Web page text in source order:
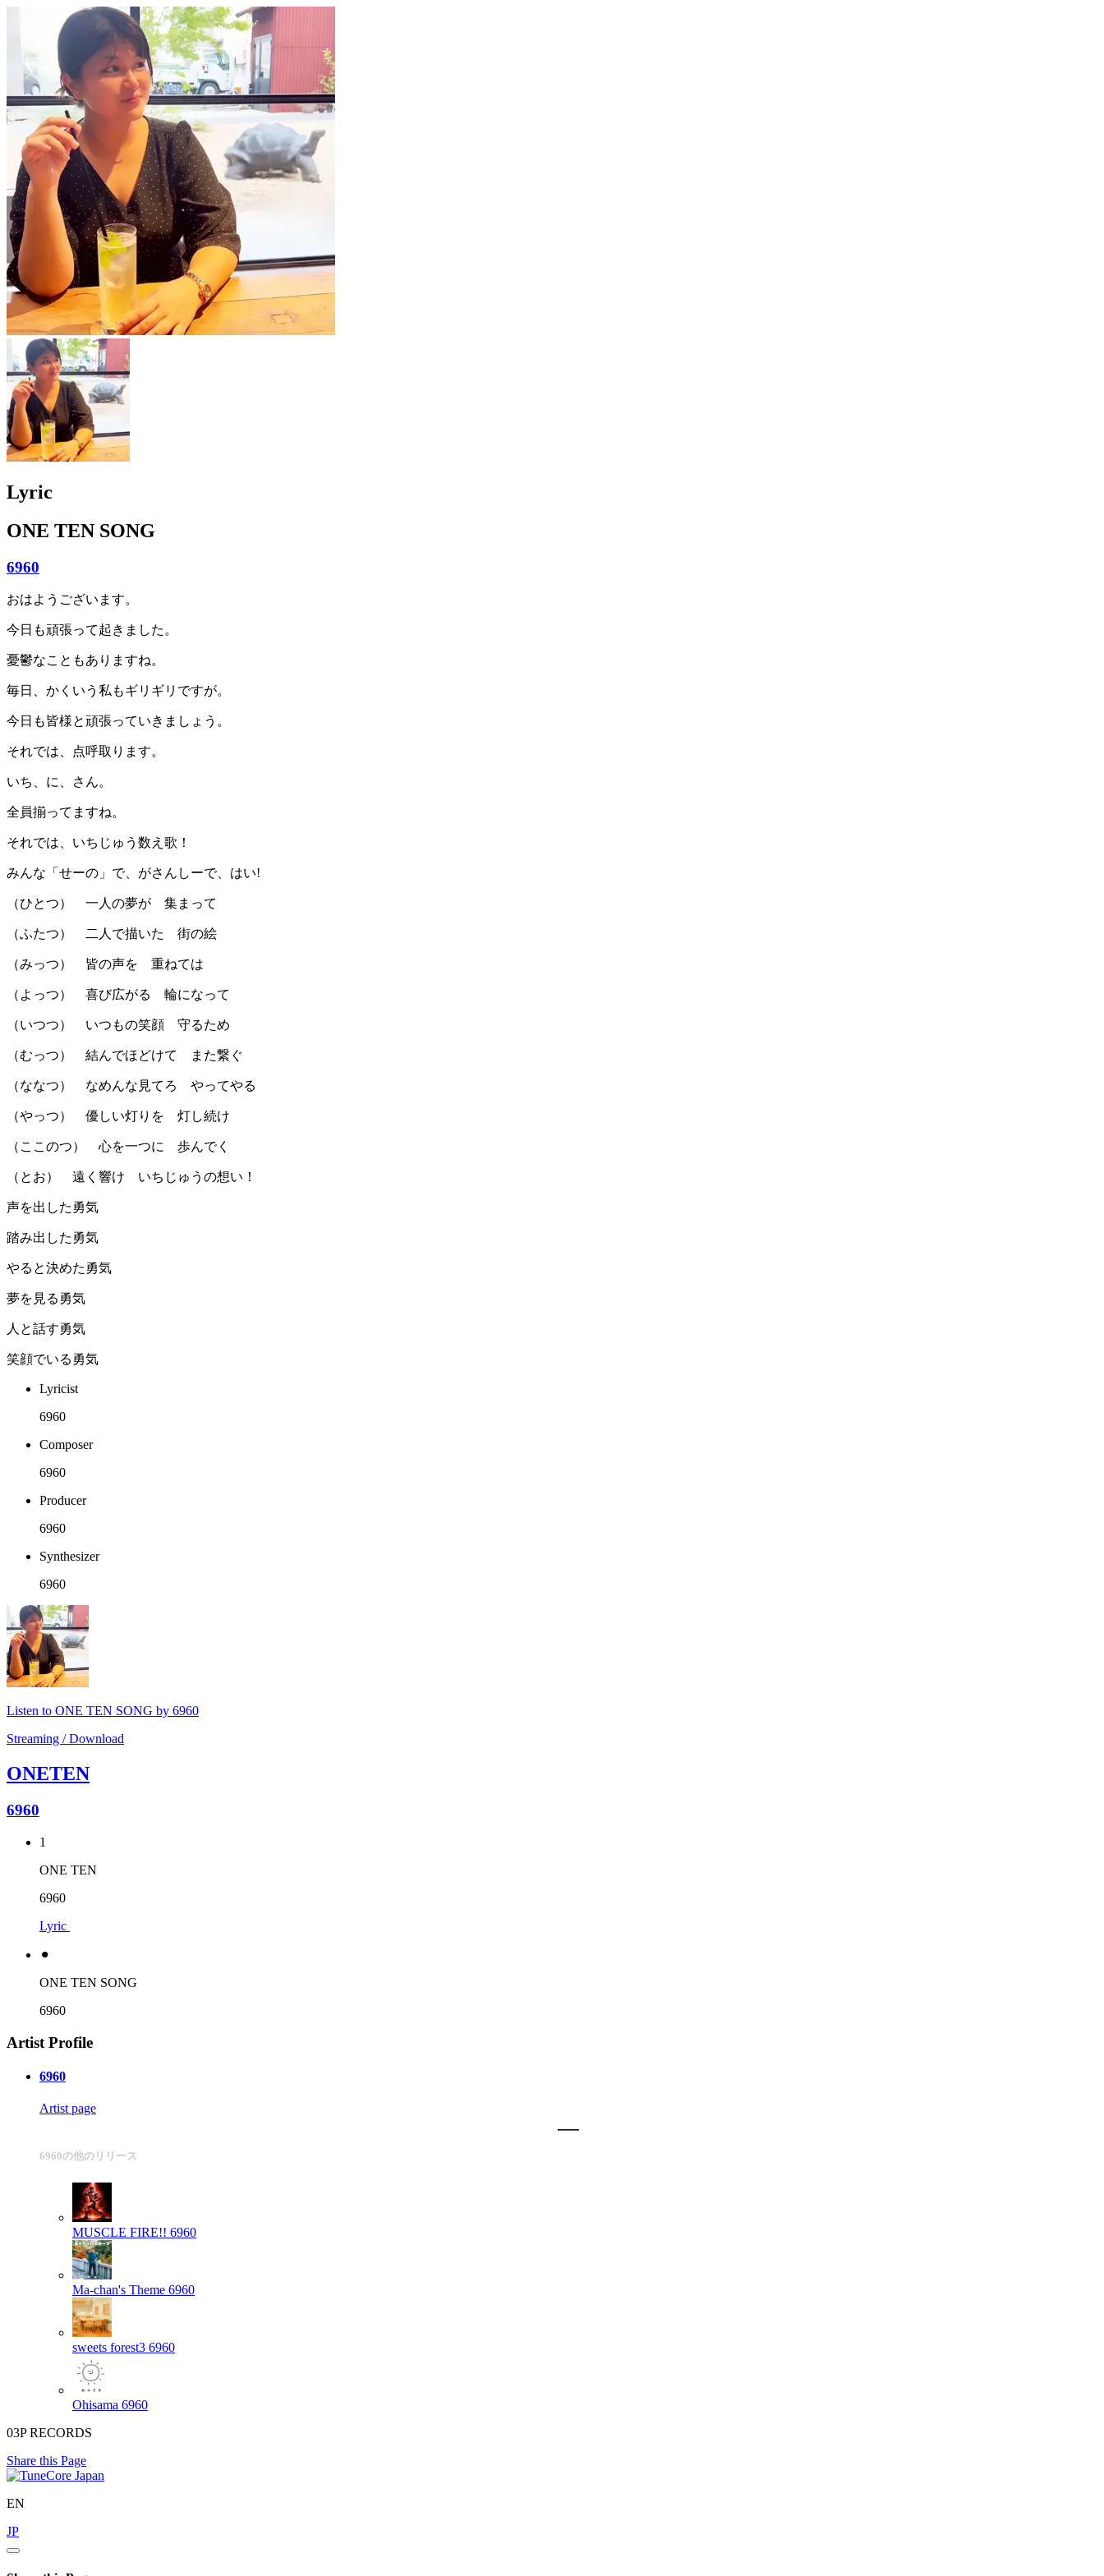
Lyric
ONE TEN SONG
6960
おはようございます。
今日も頑張って起きました。
憂鬱なこともありますね。
毎日、かくいう私もギリギリですが。
今日も皆様と頑張っていきましょう。
それでは、点呼取ります。
いち、に、さん。
全員揃ってますね。
それでは、いちじゅう数え歌！
みんな「せーの」で、がさんしーで、はい!
（ひとつ） 一人の夢が 集まって
（ふたつ） 二人で描いた 街の絵
（みっつ） 皆の声を 重ねては
（よっつ） 喜び広がる 輪になって
（いつつ） いつもの笑顔 守るため
（むっつ） 結んでほどけて また繋ぐ
（ななつ） なめんな見てろ やってやる
（やっつ） 優しい灯りを 灯し続け
（ここのつ） 心を一つに 歩んでく
（とお） 遠く響け いちじゅうの想い！
声を出した勇気
踏み出した勇気
やると決めた勇気
夢を見る勇気
人と話す勇気
笑顔でいる勇気
Lyricist
6960
Composer
6960
Producer
6960
Synthesizer
6960
Listen to ONE TEN SONG by 6960
Streaming / Download
ONETEN
6960
1
ONE TEN
6960
Lyric
⚫︎
ONE TEN SONG
6960
Artist Profile
6960
Artist page
6960の他のリリース
MUSCLE FIRE!! 6960
Ma-chan's Theme 6960
sweets forest3 6960
Ohisama 6960
03P RECORDS
Share this Page
EN
JP